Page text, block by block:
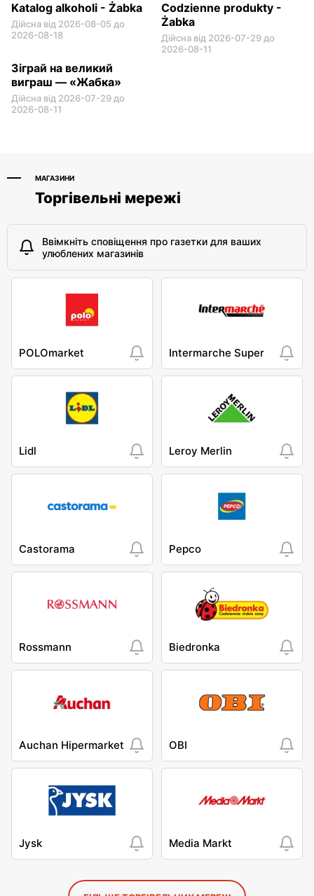
Katalog alkoholi - Żabka
Дійсна від 2026-08-05 до
2026-08-18
Codzienne produkty -
Żabka
Дійсна від 2026-07-29 до
2026-08-11
Зіграй на великий
виграш — «Жабка»
Дійсна від 2026-07-29 до
2026-08-11
МАГАЗИНИ
Торгівельні мережі
Ввімкніть сповіщення про газетки для ваших
улюблених магазинів
POLOmarket Intermarche Super
Lidl Leroy Merlin
Castorama Pepco
Rossmann Biedronka
Auchan Hipermarket OBI
Jysk Media Markt